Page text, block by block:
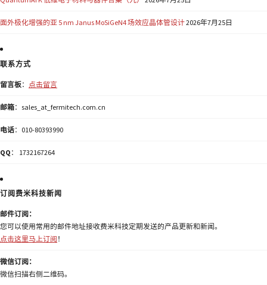
面外极化增强的亚 5 nm Janus MoSiGeN4 场效应晶体管设计2026年7月25日
联系方式
留言板： 点击留言
邮箱：sales_at_fermitech.com.cn
电话：010-80393990
QQ ： 1732167264
订阅费米科技新闻
邮件订阅：
您可以使用常用的邮件地址接收费米科技定期发送的产品更新和新闻。
点击这里马上订阅 ！
微信订阅：
微信扫描右侧二维码。